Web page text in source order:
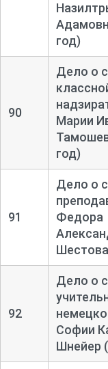
год)
90
Дело о
Марии
год)
91
Дело о
Федора
92
Дело о
Софии
Шнейер